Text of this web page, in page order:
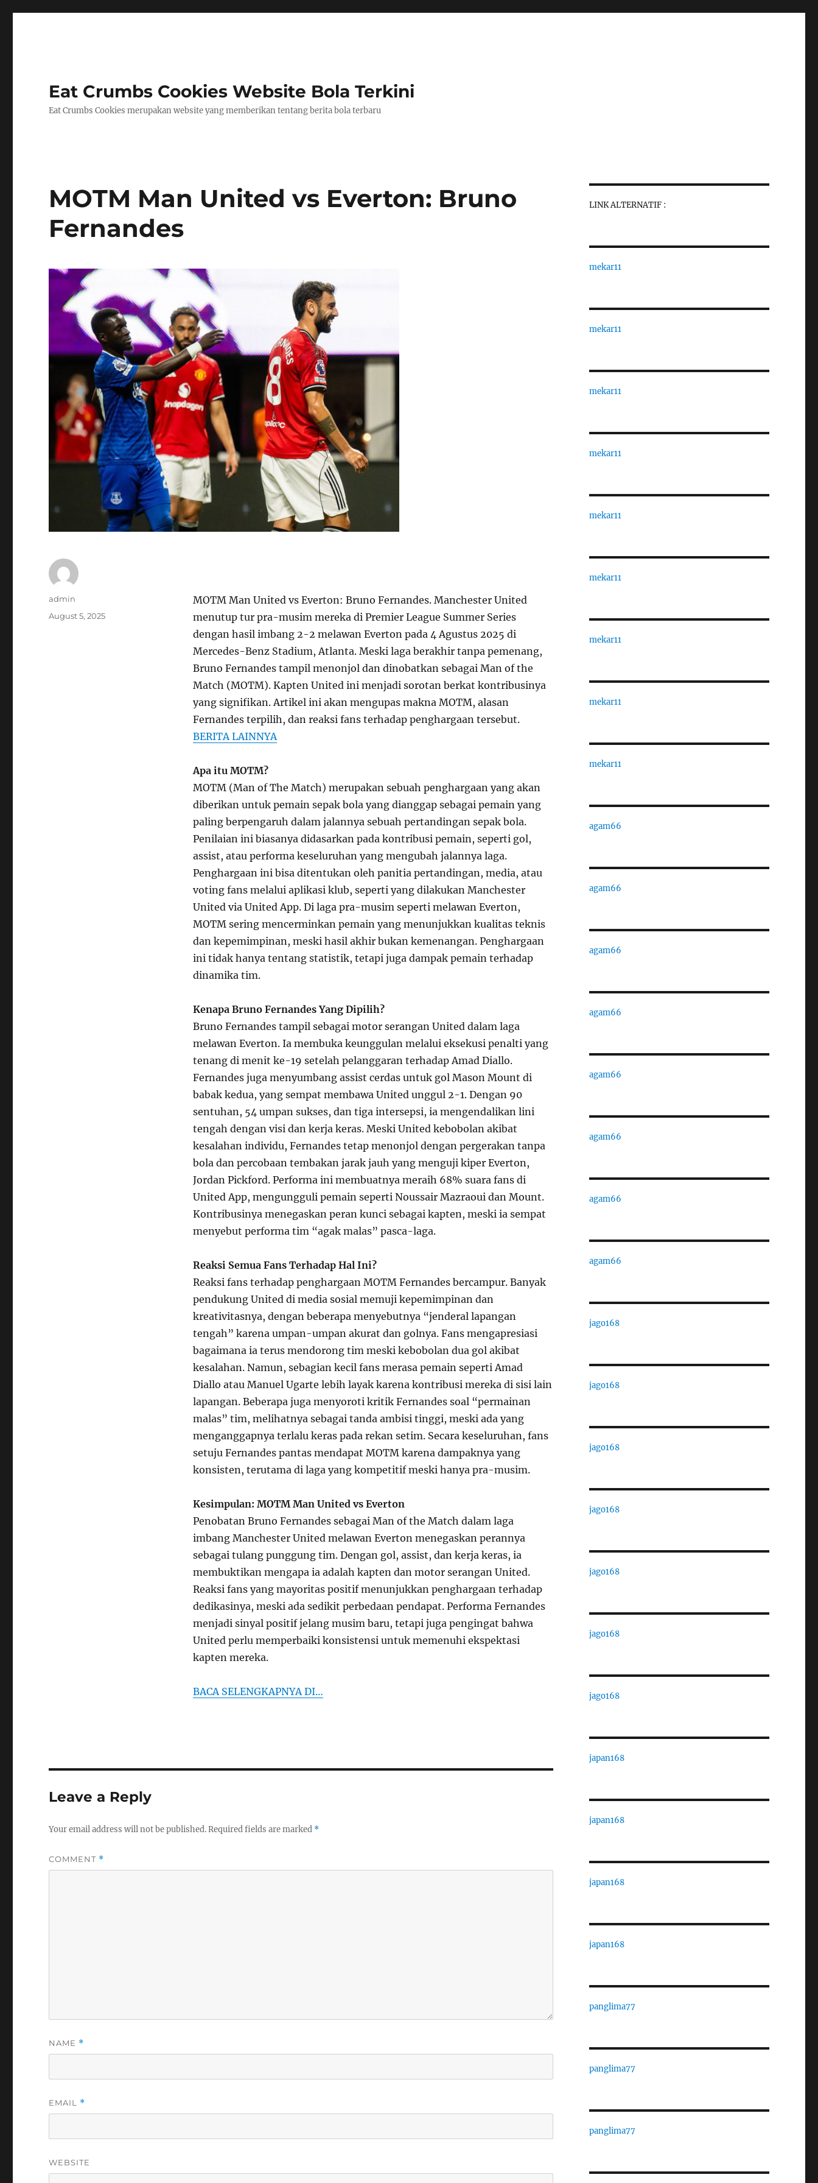
Eat Crumbs Cookies Website Bola Terkini
Eat Crumbs Cookies merupakan website yang memberikan tentang berita bola terbaru
MOTM Man United vs Everton: Bruno
Fernandes
MOTM Man United vs Everton: Bruno Fernandes. Manchester United
menutup tur pra-musim mereka di Premier League Summer Series
dengan hasil imbang 2-2 melawan Everton pada 4 Agustus 2025 di
Mercedes-Benz Stadium, Atlanta. Meski laga berakhir tanpa pemenang,
Bruno Fernandes tampil menonjol dan dinobatkan sebagai Man of the
Match (MOTM). Kapten United ini menjadi sorotan berkat kontribusinya
yang signifikan. Artikel ini akan mengupas makna MOTM, alasan
Fernandes terpilih, dan reaksi fans terhadap penghargaan tersebut.
BERITA LAINNYA
Apa itu MOTM?
MOTM (Man of The Match) merupakan sebuah penghargaan yang akan
diberikan untuk pemain sepak bola yang dianggap sebagai pemain yang
paling berpengaruh dalam jalannya sebuah pertandingan sepak bola.
Penilaian ini biasanya didasarkan pada kontribusi pemain, seperti gol,
assist, atau performa keseluruhan yang mengubah jalannya laga.
Penghargaan ini bisa ditentukan oleh panitia pertandingan, media, atau
voting fans melalui aplikasi klub, seperti yang dilakukan Manchester
United via United App. Di laga pra-musim seperti melawan Everton,
MOTM sering mencerminkan pemain yang menunjukkan kualitas teknis
dan kepemimpinan, meski hasil akhir bukan kemenangan. Penghargaan
ini tidak hanya tentang statistik, tetapi juga dampak pemain terhadap
dinamika tim.
Kenapa Bruno Fernandes Yang Dipilih?
Bruno Fernandes tampil sebagai motor serangan United dalam laga
melawan Everton. Ia membuka keunggulan melalui eksekusi penalti yang
tenang di menit ke-19 setelah pelanggaran terhadap Amad Diallo.
Fernandes juga menyumbang assist cerdas untuk gol Mason Mount di
babak kedua, yang sempat membawa United unggul 2-1. Dengan 90
sentuhan, 54 umpan sukses, dan tiga intersepsi, ia mengendalikan lini
tengah dengan visi dan kerja keras. Meski United kebobolan akibat
kesalahan individu, Fernandes tetap menonjol dengan pergerakan tanpa
bola dan percobaan tembakan jarak jauh yang menguji kiper Everton,
Jordan Pickford. Performa ini membuatnya meraih 68% suara fans di
United App, mengungguli pemain seperti Noussair Mazraoui dan Mount.
Kontribusinya menegaskan peran kunci sebagai kapten, meski ia sempat
menyebut performa tim “agak malas” pasca-laga.
Reaksi Semua Fans Terhadap Hal Ini?
Reaksi fans terhadap penghargaan MOTM Fernandes bercampur. Banyak
pendukung United di media sosial memuji kepemimpinan dan
kreativitasnya, dengan beberapa menyebutnya “jenderal lapangan
tengah” karena umpan-umpan akurat dan golnya. Fans mengapresiasi
bagaimana ia terus mendorong tim meski kebobolan dua gol akibat
kesalahan. Namun, sebagian kecil fans merasa pemain seperti Amad
Diallo atau Manuel Ugarte lebih layak karena kontribusi mereka di sisi lain
lapangan. Beberapa juga menyoroti kritik Fernandes soal “permainan
malas” tim, melihatnya sebagai tanda ambisi tinggi, meski ada yang
menganggapnya terlalu keras pada rekan setim. Secara keseluruhan, fans
setuju Fernandes pantas mendapat MOTM karena dampaknya yang
konsisten, terutama di laga yang kompetitif meski hanya pra-musim.
Kesimpulan: MOTM Man United vs Everton
Penobatan Bruno Fernandes sebagai Man of the Match dalam laga
imbang Manchester United melawan Everton menegaskan perannya
sebagai tulang punggung tim. Dengan gol, assist, dan kerja keras, ia
membuktikan mengapa ia adalah kapten dan motor serangan United.
Reaksi fans yang mayoritas positif menunjukkan penghargaan terhadap
dedikasinya, meski ada sedikit perbedaan pendapat. Performa Fernandes
menjadi sinyal positif jelang musim baru, tetapi juga pengingat bahwa
United perlu memperbaiki konsistensi untuk memenuhi ekspektasi
kapten mereka.
BACA SELENGKAPNYA DI…
Author
admin
Posted
August 5, 2025
Leave a Reply
Your email address will not be published.Required fields are marked *
COMMENT *
NAME *
EMAIL *
WEBSITE
LINK ALTERNATIF :
mekar11
mekar11
mekar11
mekar11
mekar11
mekar11
mekar11
mekar11
mekar11
agam66
agam66
agam66
agam66
agam66
agam66
agam66
agam66
jago168
jago168
jago168
jago168
jago168
jago168
jago168
japan168
japan168
japan168
japan168
panglima77
panglima77
panglima77